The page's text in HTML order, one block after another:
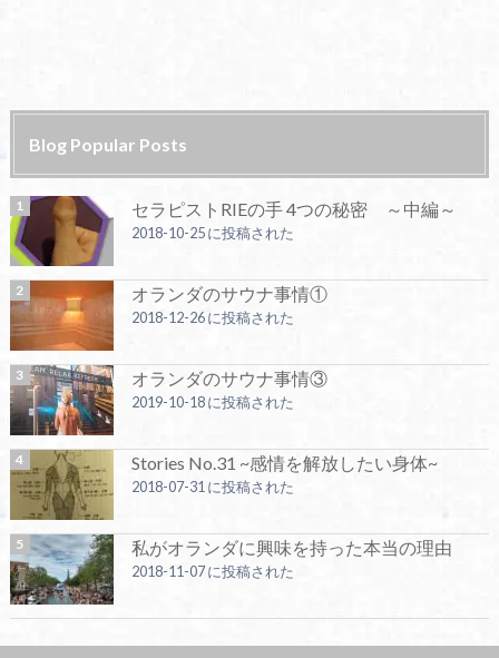
Blog Popular Posts
セラピストRIEの手 4つの秘密 ～中編～
2018-10-25 に投稿された
オランダのサウナ事情①
2018-12-26 に投稿された
オランダのサウナ事情③
2019-10-18 に投稿された
Stories No.31 ~感情を解放したい身体~
2018-07-31 に投稿された
私がオランダに興味を持った本当の理由
2018-11-07 に投稿された